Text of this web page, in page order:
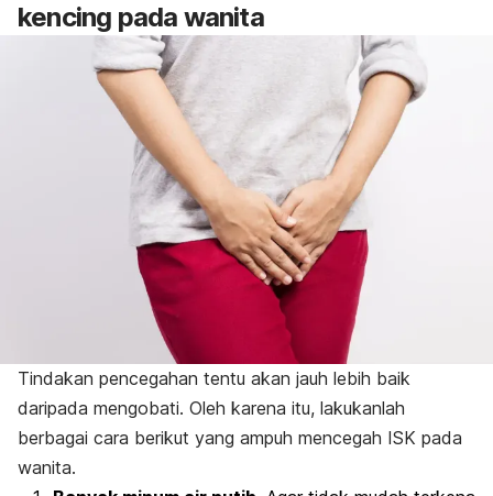
kencing pada wanita
Tindakan pencegahan tentu akan jauh lebih baik
daripada mengobati. Oleh karena itu, lakukanlah
berbagai cara berikut yang ampuh mencegah ISK pada
wanita.